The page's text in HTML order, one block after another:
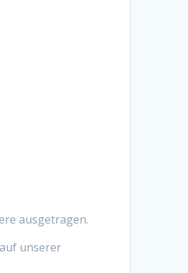
ausgetragen.
unserer